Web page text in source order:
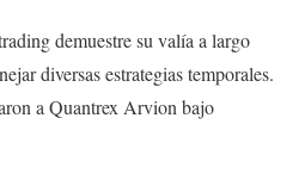
demuestre su valía a largo
diversas estrategias temporales.
a Quantrex Arvion bajo